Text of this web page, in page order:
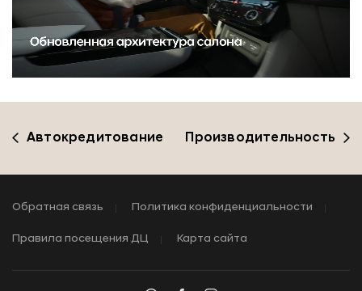
Автокредитование Производительность
Обратная связь Политика конфиденциальности
Правила посещения ДЦ Карта сайта